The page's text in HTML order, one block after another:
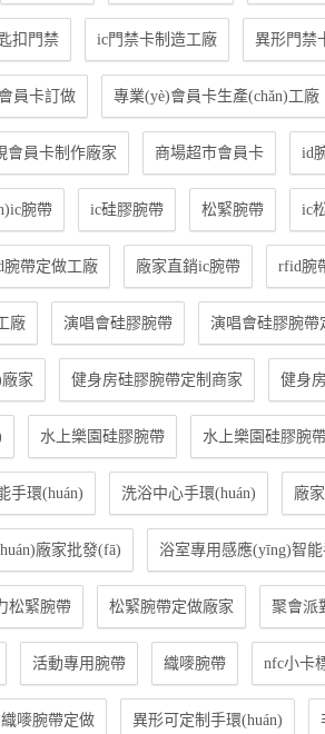
扣門禁 ic門禁卡制造工廠 異形門禁
員卡訂做 專業(yè)會員卡生產(chǎn)工廠
會員卡制作廠家 商場超市會員卡 id
腕帶 ic硅膠腕帶 松緊腕帶 ic
腕帶定做工廠 廠家直銷ic腕帶 rfid腕
廠 演唱會硅膠腕帶 演唱會硅膠腕帶
家 健身房硅膠腕帶定制商家 健身
水上樂園硅膠腕帶 水上樂園硅膠腕
手環(huán) 洗浴中心手環(huán) 廠
廠家批發(fā) 浴室專用感應(yīng)智能
松緊腕帶 松緊腕帶定做廠家 聚會派
活動專用腕帶 織嘜腕帶 nfc小卡
織嘜腕帶定做 異形可定制手環(huán)